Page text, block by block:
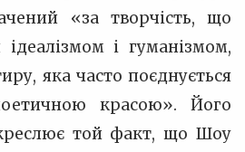
«за творчість, що
ідеалізмом і гуманізмом,
яка часто поєднується
красою». Його
той факт, що Шоу